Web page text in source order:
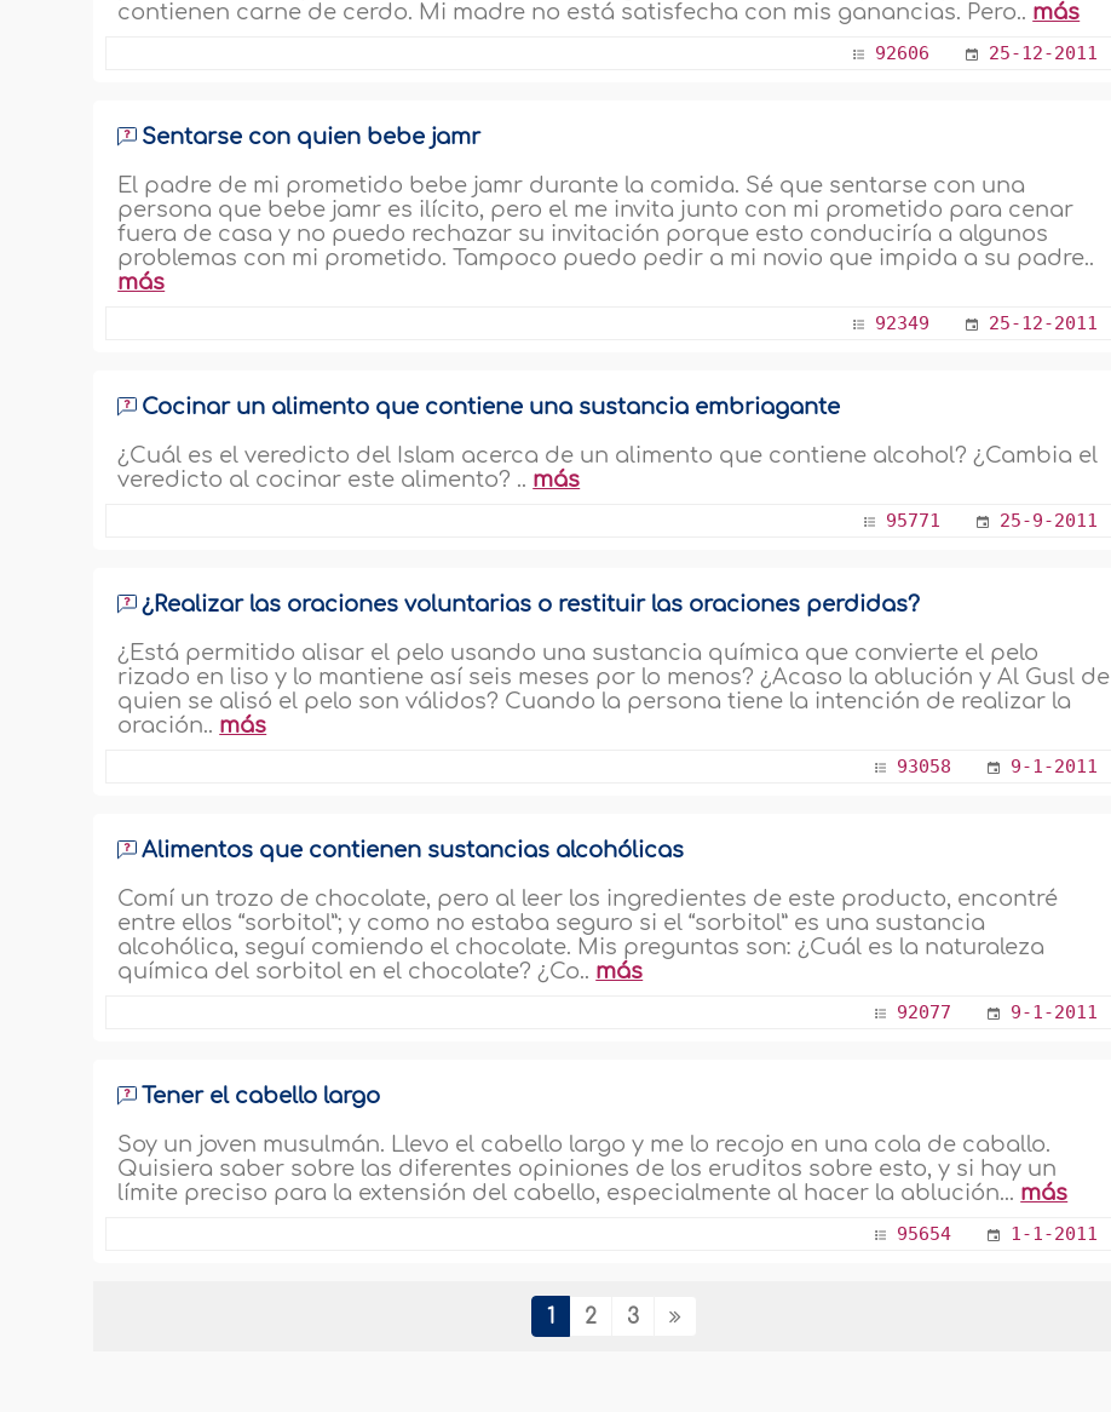
contienen carne de cerdo. Mi madre no está satisfecha con mis ganancias. Pero.. más
92606 25-12-2011
Sentarse con quien bebe jamr
El padre de mi prometido bebe jamr durante la comida. Sé que sentarse con una
persona que bebe jamr es ilícito, pero el me invita junto con mi prometido para cenar
fuera de casa y no puedo rechazar su invitación porque esto conduciría a algunos
problemas con mi prometido. Tampoco puedo pedir a mi novio que impida a su padre..
más
92349 25-12-2011
Cocinar un alimento que contiene una sustancia embriagante
¿Cuál es el veredicto del Islam acerca de un alimento que contiene alcohol? ¿Cambia el
veredicto al cocinar este alimento? .. más
95771 25-9-2011
¿Realizar las oraciones voluntarias o restituir las oraciones perdidas?
¿Está permitido alisar el pelo usando una sustancia química que convierte el pelo
rizado en liso y lo mantiene así seis meses por lo menos? ¿Acaso la ablución y Al Gusl de
quien se alisó el pelo son válidos? Cuando la persona tiene la intención de realizar la
oración.. más
93058 9-1-2011
Alimentos que contienen sustancias alcohólicas
Comí un trozo de chocolate, pero al leer los ingredientes de este producto, encontré
entre ellos “sorbitol”; y como no estaba seguro si el “sorbitol” es una sustancia
alcohólica, seguí comiendo el chocolate. Mis preguntas son: ¿Cuál es la naturaleza
química del sorbitol en el chocolate? ¿Co.. más
92077 9-1-2011
Tener el cabello largo
Soy un joven musulmán. Llevo el cabello largo y me lo recojo en una cola de caballo.
Quisiera saber sobre las diferentes opiniones de los eruditos sobre esto, y si hay un
límite preciso para la extensión del cabello, especialmente al hacer la ablución... más
95654 1-1-2011
1 2 3